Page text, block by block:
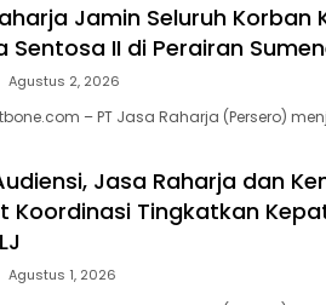
Jamin Seluruh Korban
Sentosa II di Perairan
Agustus 2, 2026
– PT Jasa Raharja (Persero)
Jasa Raharja dan
Koordinasi Tingkatkan
Agustus 1, 2026